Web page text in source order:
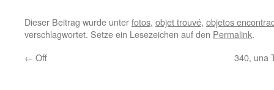
Dieser Beitrag wurde unterfotos, objet trouvé, objetos
verschlagwortet. Setze ein Lesezeichen auf den Permalink.
← Off 340, una